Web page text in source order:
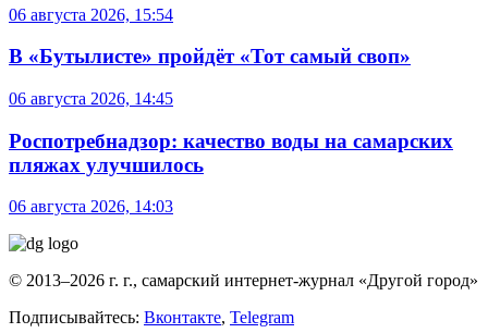
06 августа 2026, 15:54
В «Бутылисте» пройдёт «Тот самый своп»
06 августа 2026, 14:45
Роспотребнадзор: качество воды на самарских
пляжах улучшилось
06 августа 2026, 14:03
© 2013–2026 г. г., самарский интернет-журнал «Другой город»
Подписывайтесь: Вконтакте, Telegram